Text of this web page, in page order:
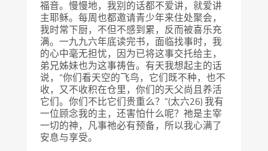
福音。慢慢地，我别的话都不爱讲，就爱讲
主耶稣。每周也都邀请青少年来住处聚会，
我时常下厨，不但不感到累，反而被喜乐充
满。一九九六年底读完书，面临找事时，我
的心中毫无担忧，因为已将这事交托给主，
弟兄姊妹也为这事祷告。有天我想起主的话
说，“你们看天空的飞鸟，它们既不种，也不
收，又不收积在仓里，你们的天父尚且养活
它们。你们不比它们贵重么？”(太六26) 我有
一位顾念我的主，还害怕什么呢？祂是主宰
一切的神，凡事祂必有预备，所以我心满了
安息与享受。